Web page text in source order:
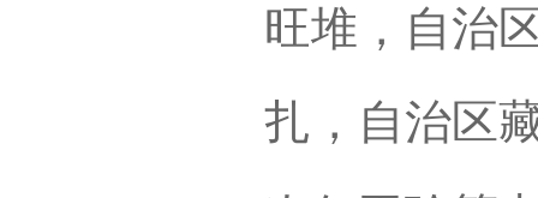
旺堆，自治
扎，自治区